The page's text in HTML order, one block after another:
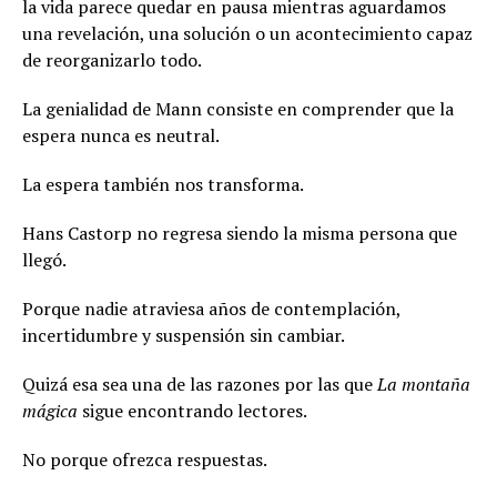
la vida parece quedar en pausa mientras aguardamos
una revelación, una solución o un acontecimiento capaz
de reorganizarlo todo.
La genialidad de Mann consiste en comprender que la
espera nunca es neutral.
La espera también nos transforma.
Hans Castorp no regresa siendo la misma persona que
llegó.
Porque nadie atraviesa años de contemplación,
incertidumbre y suspensión sin cambiar.
Quizá esa sea una de las razones por las queLa montaña
mágica sigue encontrando lectores.
No porque ofrezca respuestas.